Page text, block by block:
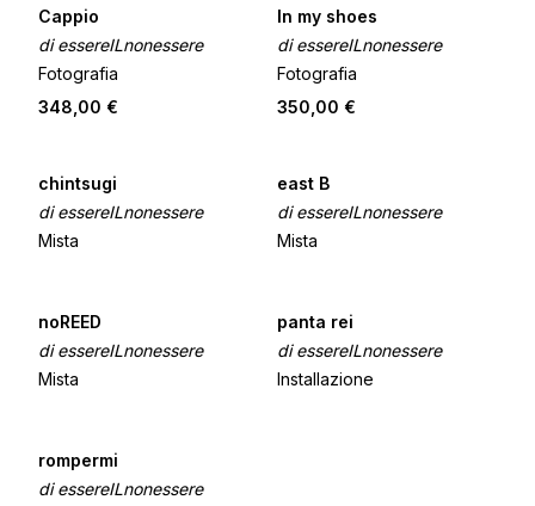
Cappio
di essereILnonessere
Fotografia
348,00 €
In my shoes
di essereILnonessere
Fotografia
350,00 €
chintsugi
di essereILnonessere
Mista
east B
di essereILnonessere
Mista
noREED
di essereILnonessere
Mista
panta rei
di essereILnonessere
Installazione
rompermi
di essereILnonessere